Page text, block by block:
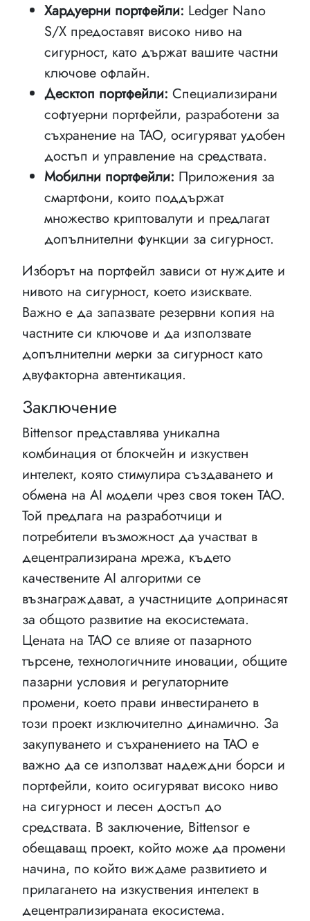
Хардуерни портфейли: Ledger Nano
S/X предоставят високо ниво на
сигурност, като държат вашите частни
ключове офлайн.
Десктоп портфейли: Специализирани
софтуерни портфейли, разработени за
съхранение на TAO, осигуряват удобен
достъп и управление на средствата.
Мобилни портфейли: Приложения за
смартфони, които поддържат
множество криптовалути и предлагат
допълнителни функции за сигурност.
Изборът на портфейл зависи от нуждите и
нивото на сигурност, което изисквате.
Важно е да запазвате резервни копия на
частните си ключове и да използвате
допълнителни мерки за сигурност като
двуфакторна автентикация.
Заключение
Bittensor представлява уникална
комбинация от блокчейн и изкуствен
интелект, която стимулира създаването и
обмена на AI модели чрез своя токен TAO.
Той предлага на разработчици и
потребители възможност да участват в
децентрализирана мрежа, където
качествените AI алгоритми се
възнаграждават, а участниците допринасят
за общото развитие на екосистемата.
Цената на TAO се влияе от пазарното
търсене, технологичните иновации, общите
пазарни условия и регулаторните
промени, което прави инвестирането в
този проект изключително динамично. За
закупуването и съхранението на TAO е
важно да се използват надеждни борси и
портфейли, които осигуряват високо ниво
на сигурност и лесен достъп до
средствата. В заключение, Bittensor е
обещаващ проект, който може да промени
начина, по който виждаме развитието и
прилагането на изкуствения интелект в
децентрализираната екосистема.